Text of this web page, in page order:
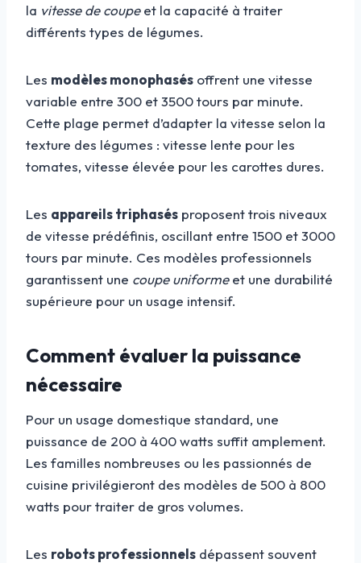
la vitesse de coupeet la capacité à traiter
différents types de légumes.
Les modèles monophasés offrent une vitesse
variable entre 300 et 3500 tours par minute.
Cette plage permet d’adapter la vitesse selon la
texture des légumes : vitesse lente pour les
tomates, vitesse élevée pour les carottes dures.
Les appareils triphasés proposent trois niveaux
de vitesse prédéfinis, oscillant entre 1500 et 3000
tours par minute. Ces modèles professionnels
garantissent une coupe uniformeet une durabilité
supérieure pour un usage intensif.
Comment évaluer la puissance
nécessaire
Pour un usage domestique standard, une
puissance de 200 à 400 watts suffit amplement.
Les familles nombreuses ou les passionnés de
cuisine privilégieront des modèles de 500 à 800
watts pour traiter de gros volumes.
Les robots professionnels dépassent souvent